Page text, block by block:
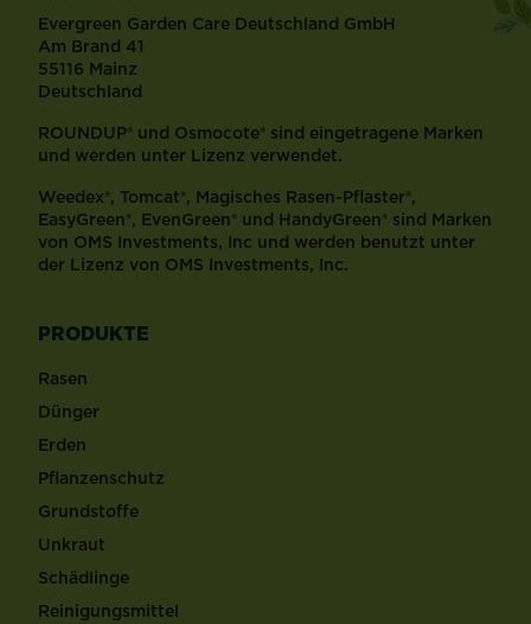
Evergreen Garden Care Deutschland GmbH
Am Brand 41
55116 Mainz
Deutschland
ROUNDUP® und Osmocote® sind eingetragene Marken
und werden unter Lizenz verwendet.
Weedex®, Tomcat®, Magisches Rasen-Pflaster®,
EasyGreen®, EvenGreen® und HandyGreen® sind Marken
von OMS Investments, Inc und werden benutzt unter
der Lizenz von OMS Investments, Inc.
PRODUKTE
Rasen
Dünger
Erden
Pflanzenschutz
Grundstoffe
Unkraut
Schädlinge
Reinigungsmittel